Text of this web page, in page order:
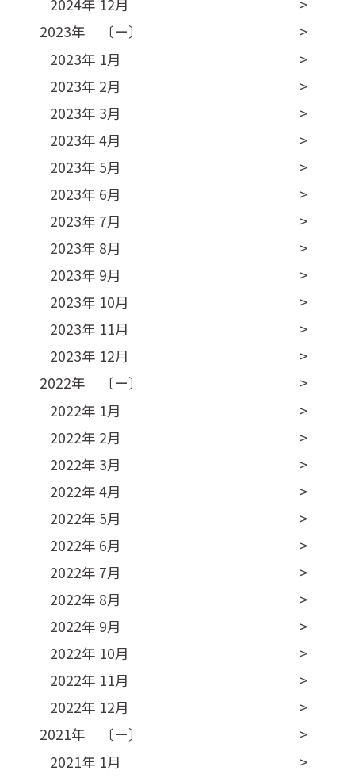
2024年 12月
2023年 〔ー〕
2023年 1月
2023年 2月
2023年 3月
2023年 4月
2023年 5月
2023年 6月
2023年 7月
2023年 8月
2023年 9月
2023年 10月
2023年 11月
2023年 12月
2022年 〔ー〕
2022年 1月
2022年 2月
2022年 3月
2022年 4月
2022年 5月
2022年 6月
2022年 7月
2022年 8月
2022年 9月
2022年 10月
2022年 11月
2022年 12月
2021年 〔ー〕
2021年 1月